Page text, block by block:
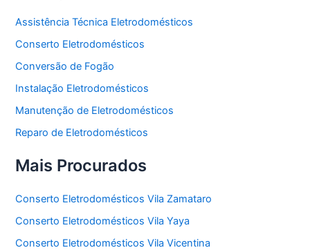
Assistência Técnica Eletrodomésticos
Conserto Eletrodomésticos
Conversão de Fogão
Instalação Eletrodomésticos
Manutenção de Eletrodomésticos
Reparo de Eletrodomésticos
Mais Procurados
Conserto Eletrodomésticos Vila Zamataro
Conserto Eletrodomésticos Vila Yaya
Conserto Eletrodomésticos Vila Vicentina